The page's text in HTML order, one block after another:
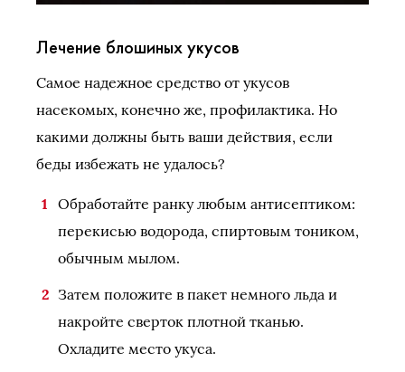
Лечение блошиных укусов
Самое надежное средство от укусов
насекомых, конечно же, профилактика. Но
какими должны быть ваши действия, если
беды избежать не удалось?
Обработайте ранку любым антисептиком:
перекисью водорода, спиртовым тоником,
обычным мылом.
Затем положите в пакет немного льда и
накройте сверток плотной тканью.
Охладите место укуса.